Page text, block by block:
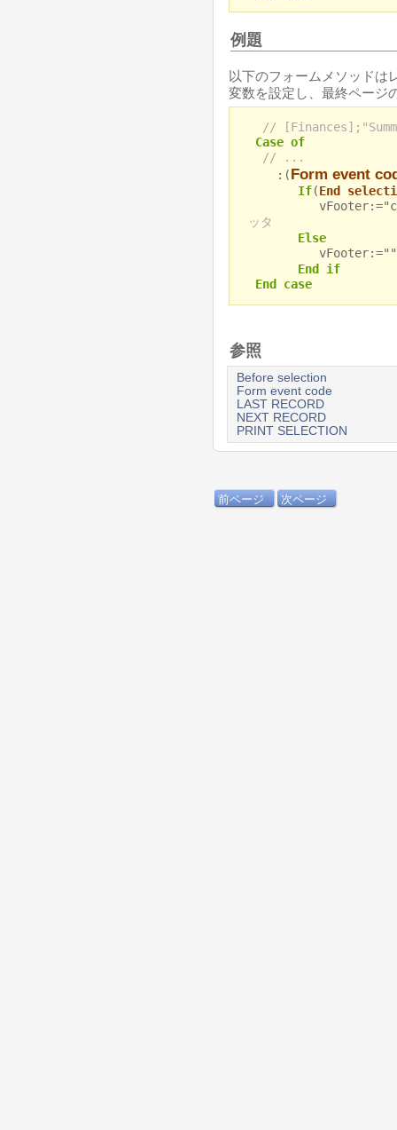
例題
以下のフォームメソッドは
変数を設定し、最終ページ
//
Case of
// ...
:(Form event
If(End
ッタ
Else
End if
End case
参照
Before selection
Form event code
LAST RECORD
NEXT RECORD
PRINT SELECTION
前ページ 次ページ